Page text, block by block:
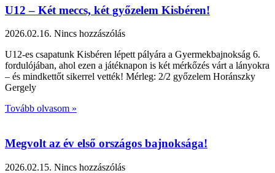
U12 – Két meccs, két győzelem Kisbéren!
2026.02.16. Nincs hozzászólás
U12-es csapatunk Kisbéren lépett pályára a Gyermekbajnokság 6.
fordulójában, ahol ezen a játéknapon is két mérkőzés várt a lányokra
– és mindkettőt sikerrel vették! Mérleg: 2/2 győzelem Horánszky
Gergely
Tovább olvasom »
Megvolt az év első országos bajnoksága!
2026.02.15. Nincs hozzászólás